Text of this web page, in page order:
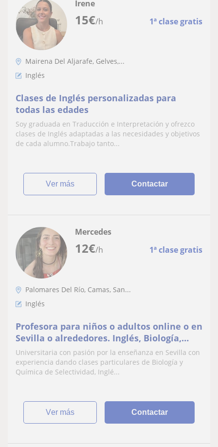
15€/h 1ª clase gratis
Irene
Mairena Del Aljarafe, Gelves,...
Inglés
Clases de Inglés personalizadas para
todas las edades
Soy graduada en Traducción e Interpretación y ofrezco
clases de Inglés adaptadas a las necesidades y objetivos
de cada alumno.Trabajo tanto...
ver más Contactar
12€/h 1ª clase gratis
Mercedes
Palomares Del Río, Camas, San...
Inglés
Profesora para niños o adultos online o en
Sevilla o alrededores. Inglés, Biología,
Química, Matemáticas, Primaria, ESO,
entre otras.
Universitaria con pasión por la enseñanza en Sevilla con
experiencia dando clases particulares de Biología y
Química de Selectividad, Inglé...
ver más Contactar